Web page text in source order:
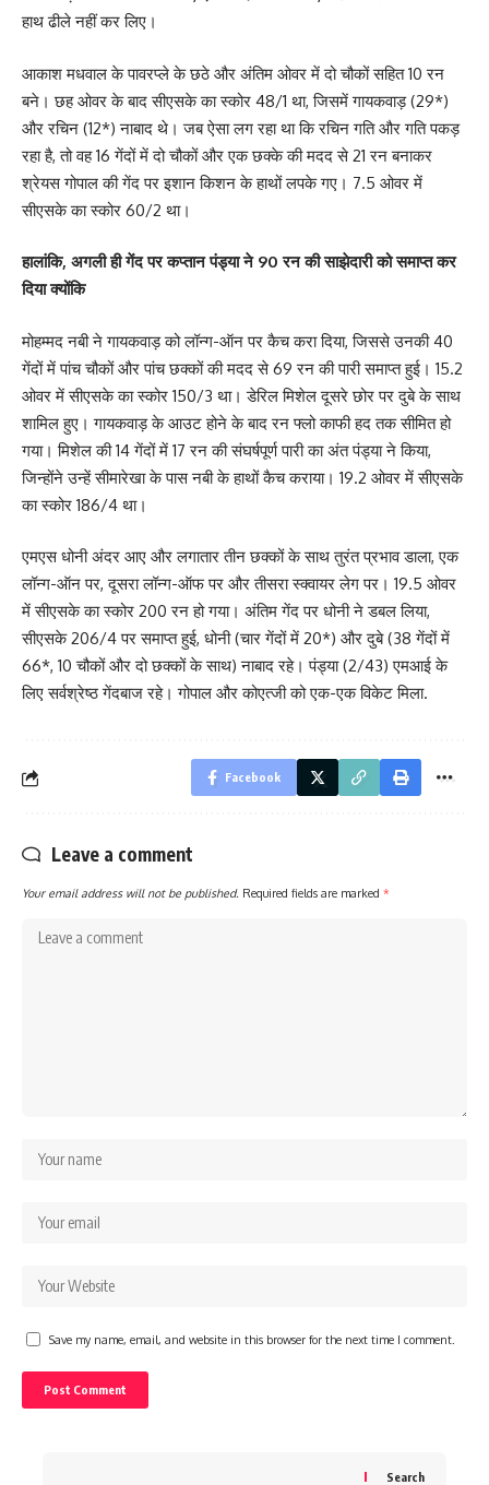
हाथ ढीले नहीं कर लिए।
आकाश मधवाल के पावरप्ले के छठे और अंतिम ओवर में दो चौकों सहित 10 रन
बने। छह ओवर के बाद सीएसके का स्कोर 48/1 था, जिसमें गायकवाड़ (29*)
और रचिन (12*) नाबाद थे। जब ऐसा लग रहा था कि रचिन गति और गति पकड़
रहा है, तो वह 16 गेंदों में दो चौकों और एक छक्के की मदद से 21 रन बनाकर
श्रेयस गोपाल की गेंद पर इशान किशन के हाथों लपके गए। 7.5 ओवर में
सीएसके का स्कोर 60/2 था।
हालांकि, अगली ही गेंद पर कप्तान पंड्या ने 90 रन की साझेदारी को समाप्त कर
दिया क्योंकि
मोहम्मद नबी ने गायकवाड़ को लॉन्ग-ऑन पर कैच करा दिया, जिससे उनकी 40
गेंदों में पांच चौकों और पांच छक्कों की मदद से 69 रन की पारी समाप्त हुई। 15.2
ओवर में सीएसके का स्कोर 150/3 था। डेरिल मिशेल दूसरे छोर पर दुबे के साथ
शामिल हुए। गायकवाड़ के आउट होने के बाद रन फ्लो काफी हद तक सीमित हो
गया। मिशेल की 14 गेंदों में 17 रन की संघर्षपूर्ण पारी का अंत पंड्या ने किया,
जिन्होंने उन्हें सीमारेखा के पास नबी के हाथों कैच कराया। 19.2 ओवर में सीएसके
का स्कोर 186/4 था।
एमएस धोनी अंदर आए और लगातार तीन छक्कों के साथ तुरंत प्रभाव डाला, एक
लॉन्ग-ऑन पर, दूसरा लॉन्ग-ऑफ पर और तीसरा स्क्वायर लेग पर। 19.5 ओवर
में सीएसके का स्कोर 200 रन हो गया। अंतिम गेंद पर धोनी ने डबल लिया,
सीएसके 206/4 पर समाप्त हुई, धोनी (चार गेंदों में 20*) और दुबे (38 गेंदों में
66*, 10 चौकों और दो छक्कों के साथ) नाबाद रहे। पंड्या (2/43) एमआई के
लिए सर्वश्रेष्ठ गेंदबाज रहे। गोपाल और कोएत्जी को एक-एक विकेट मिला.
Facebook
Leave a comment
Your email address will not be published. Required fields are marked *
Save my name, email, and website in this browser for the next time I comment.
Search